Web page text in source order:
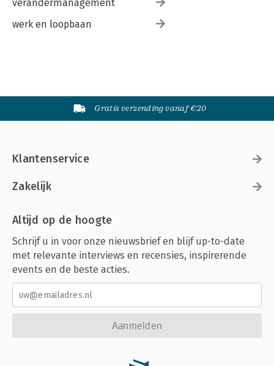
verandermanagement
werk en loopbaan
Gratis verzending vanaf €20
Klantenservice
Zakelijk
Altijd op de hoogte
Schrijf u in voor onze nieuwsbrief en blijf up-to-date
met relevante interviews en recensies, inspirerende
events en de beste acties.
Aanmelden